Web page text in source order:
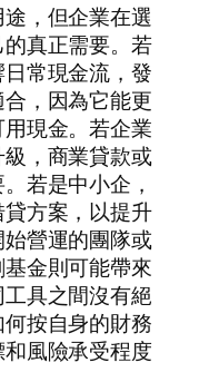
，但企業在選
真正需要。若
常現金流，發
，因為它能更
現金。若企業
，商業貸款或
若是中小企，
方案，以提升
營運的團隊或
金則可能帶來
具之間沒有絕
按自身的財務
風險承受程度